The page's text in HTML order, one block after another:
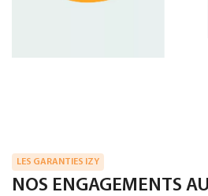
LES GARANTIES IZY
NOS ENGAGEMENTS